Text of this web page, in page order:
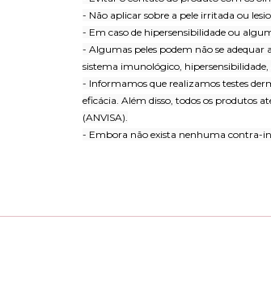
- Não aplicar sobre a pele irritada ou
- Em caso de hipersensibilidade ou
- Algumas peles podem não se
sistema imunológico,
- Informamos que realizamos testes
eficácia. Além disso, todos os produtos
(ANVISA).
- Embora não exista nenhuma contra-